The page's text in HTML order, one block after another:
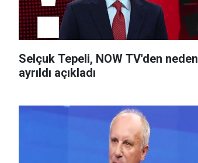
Selçuk Tepeli, NOW TV'den neden
ayrıldı açıkladı